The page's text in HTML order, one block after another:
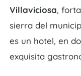
Villaviciosa,
sierra del
es un hotel, en
exquisita